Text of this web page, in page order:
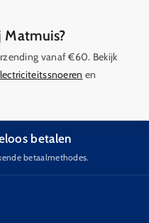
Matmuis?
vanaf €60. Bekijk
en
betalen
betaalmethodes.